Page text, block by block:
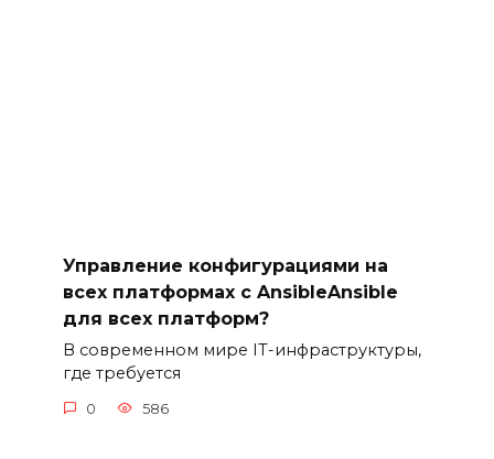
Управление конфигурациями на
всех платформах с AnsibleAnsible
для всех платформ?
В современном мире IT-инфраструктуры,
где требуется
0 586